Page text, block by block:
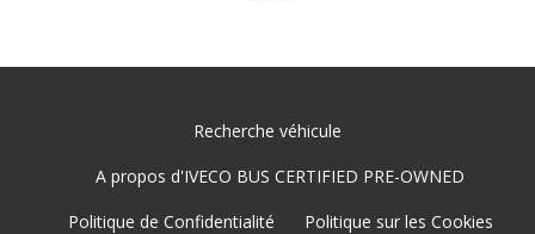
Recherche véhicule
A propos d'IVECO BUS CERTIFIED PRE-OWNED
Politique de Confidentialité
Politique sur les Cookies